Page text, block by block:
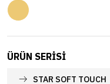
ÜRÜN SERISI
STAR SOFT TOUCH